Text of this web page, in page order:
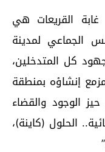
القريعات هي
الجماعي لمدينة
كل المتدخلين،
إنشاؤه بمنطقة
الوجود والقضاء
الحلول (كاينة)،